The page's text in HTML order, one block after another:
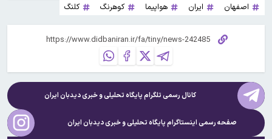
اصفهان ایران هواپیما کوهرنگ کلنگ
کانال رسمی تلگرام پایگاه تحلیلی و خبریدیدبان ایران
صفحه رسمی اینستاگرام پایگاه تحلیلی و خبریدیدبان ایران